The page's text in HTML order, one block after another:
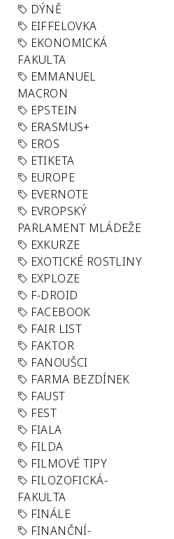
DÝNĚ
EIFFELOVKA
EKONOMICKÁ
FAKULTA
EMMANUEL
MACRON
EPSTEIN
ERASMUS+
EROS
ETIKETA
EUROPE
EVERNOTE
EVROPSKÝ
PARLAMENT MLÁDEŽE
EXKURZE
EXOTICKÉ ROSTLINY
EXPLOZE
F-DROID
FACEBOOK
FAIR LIST
FAKTOR
FANOUŠCI
FARMA BEZDÍNEK
FAUST
FEST
FIALA
FILDA
FILMOVÉ TIPY
FILOZOFICKÁ-
FAKULTA
FINÁLE
FINANČNÍ-